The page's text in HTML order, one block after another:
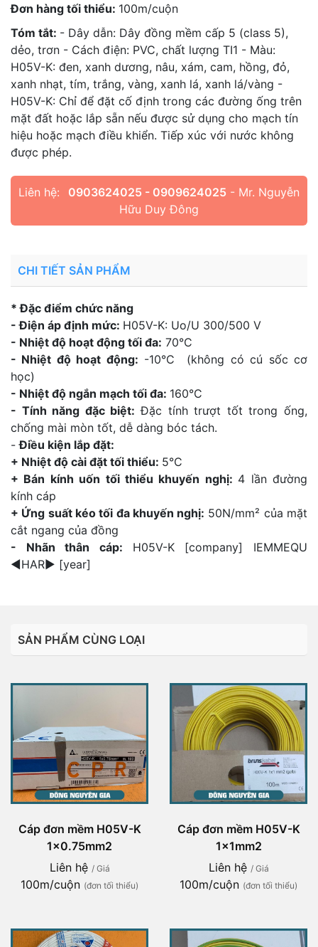
Đơn hàng tối thiểu: 100m/cuộn
Tóm tắt: - Dây dẫn: Dây đồng mềm cấp 5 (class 5),
dẻo, trơn - Cách điện: PVC, chất lượng TI1 - Màu:
H05V-K: đen, xanh dương, nâu, xám, cam, hồng, đỏ,
xanh nhạt, tím, trắng, vàng, xanh lá, xanh lá/vàng -
H05V-K: Chỉ để đặt cố định trong các đường ống trên
mặt đất hoặc lắp sẵn nếu được sử dụng cho mạch tín
hiệu hoặc mạch điều khiển. Tiếp xúc với nước không
được phép.
Liên hệ: 0903624025 - 0909624025 - Mr. Nguyễn
Hữu Duy Đông
CHI TIẾT SẢN PHẨM
* Đặc điểm chức năng
- Điện áp định mức: H05V-K: Uo/U 300/500 V
- Nhiệt độ hoạt động tối đa: 70°C
- Nhiệt độ hoạt động: -10°C (không có cú sốc cơ
học)
- Nhiệt độ ngắn mạch tối đa: 160°C
- Tính năng đặc biệt:Đặc tính trượt tốt trong ống,
chống mài mòn tốt, dễ dàng bóc tách.
-Điều kiện lắp đặt:
+ Nhiệt độ cài đặt tối thiểu: 5°C
+ Bán kính uốn tối thiểu khuyến nghị: 4 lần đường
kính cáp
+ Ứng suất kéo tối đa khuyến nghị: 50N/mm² của mặt
cắt ngang của đồng
- Nhãn thân cáp: H05V-K [company] IEMMEQU
◄HAR► [year]
SẢN PHẨM CÙNG LOẠI
Cáp đơn mềm H05V-K
1x0.75mm2
Liên hệ / Giá
100m/cuộn (đơn tối thiểu)
Cáp đơn mềm H05V-K
1x1mm2
Liên hệ / Giá
100m/cuộn (đơn tối thiểu)